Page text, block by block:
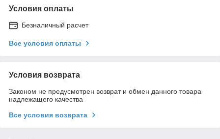
Условия оплаты
Безналичный расчет
Все условия оплаты
Условия возврата
Законом не предусмотрен возврат и обмен данного товара
надлежащего качества
Все условия возврата